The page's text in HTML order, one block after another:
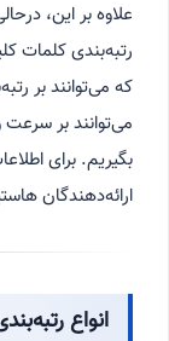
علاوه بر این،
رتبه‌بندی کلمات
که می‌توانند بر
می‌توانند بر سرعت
بگیریم. برای
ارائه‌دهندگان
انواع